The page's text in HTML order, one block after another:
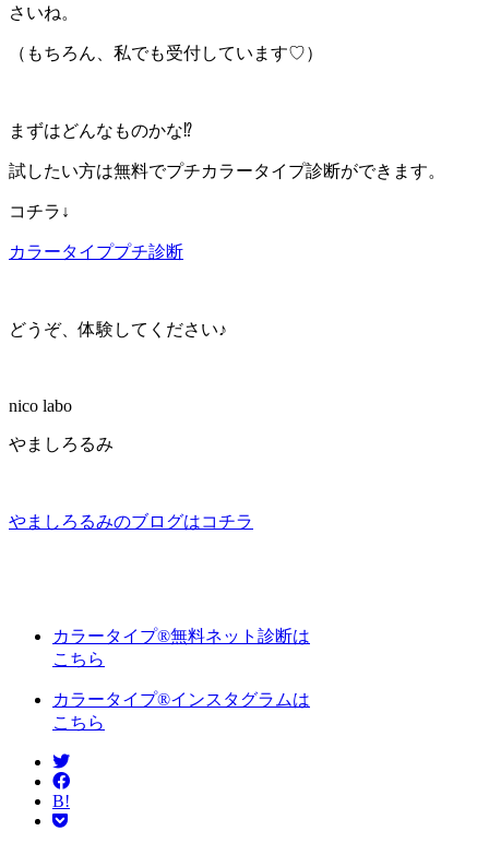
さいね。
（もちろん、私でも受付しています♡）
まずはどんなものかな⁉︎
試したい方は無料でプチカラータイプ診断ができます。
コチラ↓
カラータイププチ診断
どうぞ、体験してください♪
nico labo
やましろるみ
やましろるみのブログはコチラ
カラータイプ®無料ネット診断は
こちら
カラータイプ®インスタグラムは
こちら
B!